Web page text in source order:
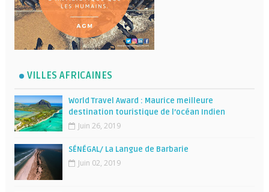
VILLES AFRICAINES
World Travel Award : Maurice meilleure
destination touristique de l’océan Indien
Juin 26, 2019
SÉNÉGAL/ La Langue de Barbarie
Juin 02, 2019